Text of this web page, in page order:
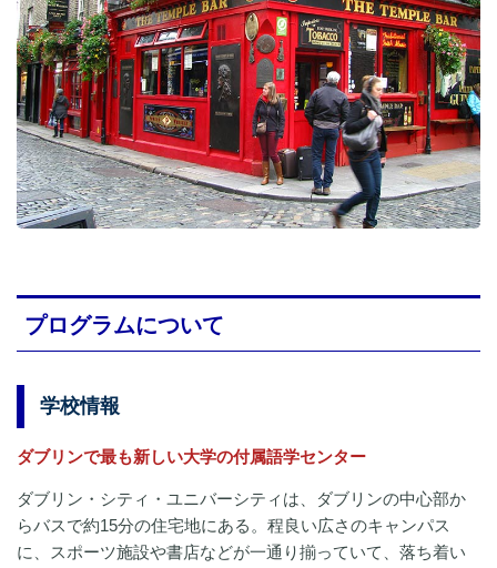
プログラムについて
学校情報
ダブリンで最も新しい大学の付属語学センター
ダブリン・シティ・ユニバーシティは、ダブリンの中心部か
らバスで約15分の住宅地にある。程良い広さのキャンパス
に、スポーツ施設や書店などが一通り揃っていて、落ち着い